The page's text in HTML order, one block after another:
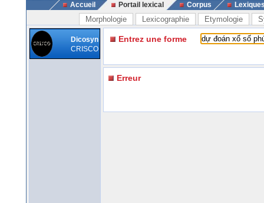
Accueil Portail lexical Corpus
Morphologie Lexicographie Etymologie
Dicosyn
CRISCO
Entrez une forme
Erreur